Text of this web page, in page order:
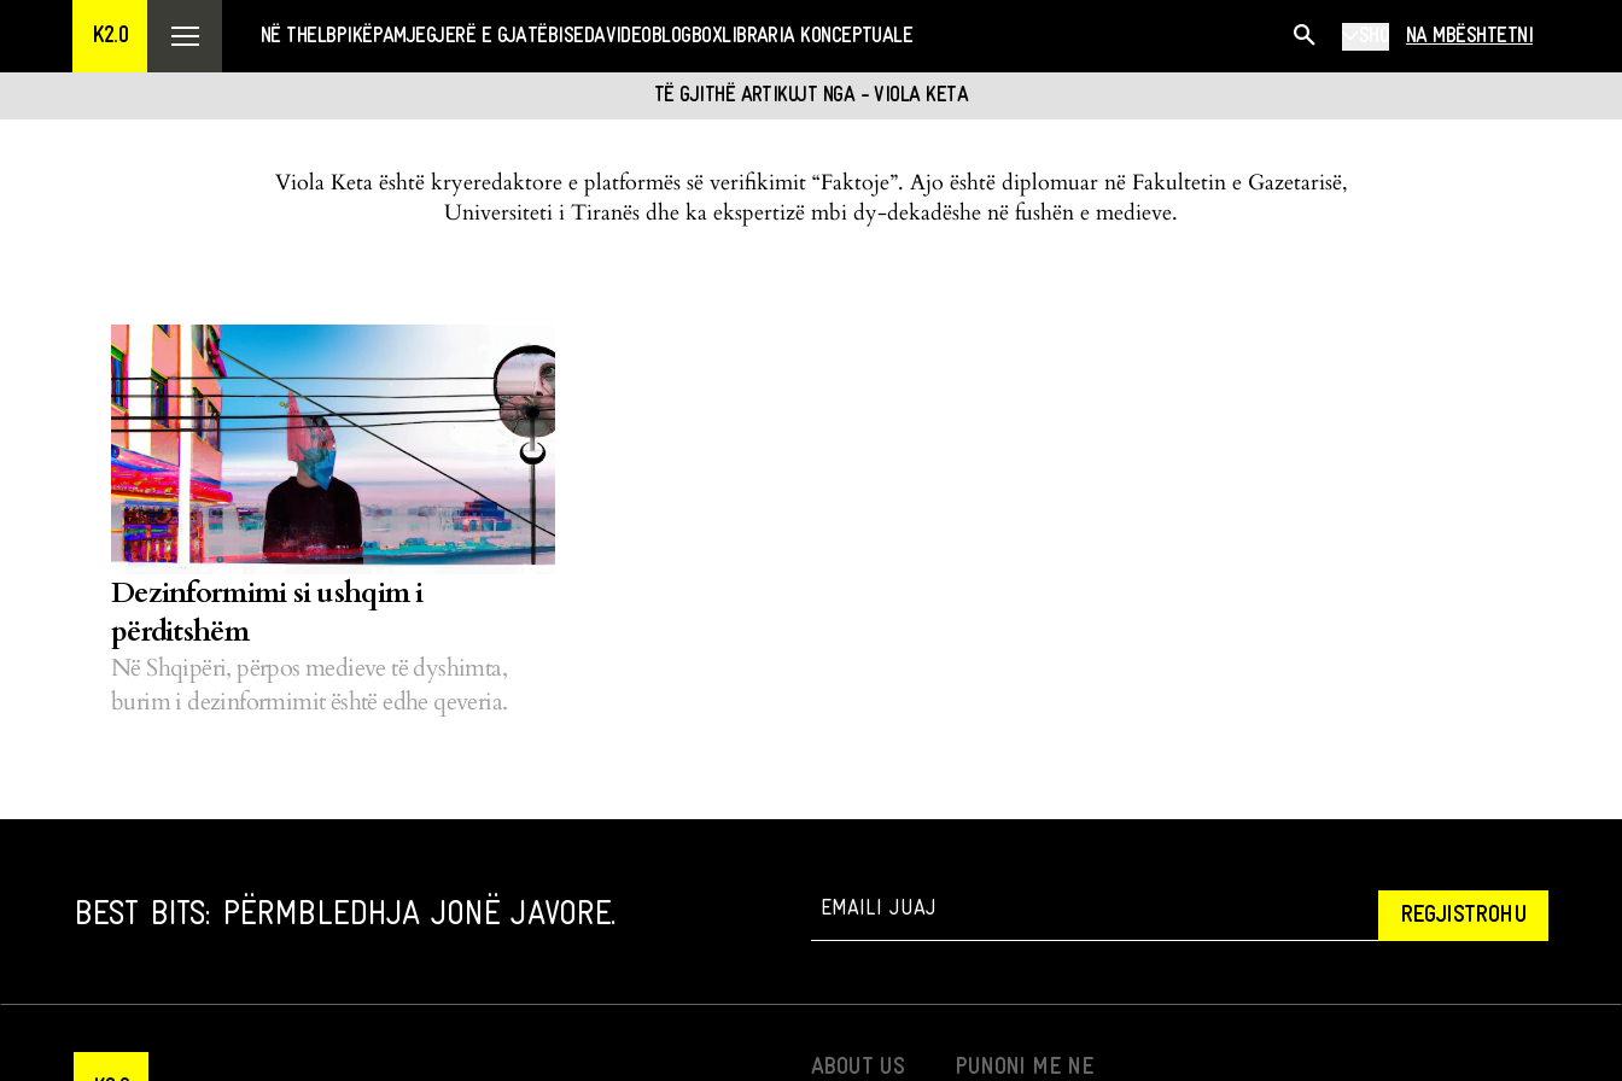
K2.0 NË THELBPIKËPAMJEGJERË E GJATËBISEDAVIDEOBLOGBOXLIBRARIA KONCEPTUALE NA MBËSHTETNI
TË GJITHË ARTIKUJT NGA - VIOLA KETA
Viola Keta është kryeredaktore e platformës së verifikimit “Faktoje”. Ajo është diplomuar në Fakultetin e Gazetarisë,
Universiteti i Tiranës dhe ka ekspertizë mbi dy-dekadëshe në fushën e medieve.
Dezinformimi si ushqim i
përditshëm
Në Shqipëri, përpos medieve të dyshimta,
burim i dezinformimit është edhe qeveria.
BEST BITS: PËRMBLEDHJA JONË JAVORE. REGJISTROHU
ABOUT US PUNONI ME NE